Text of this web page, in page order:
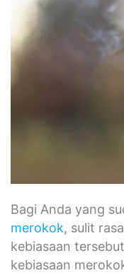
Bagi Anda yang
merokok, sulit
kebiasaan
kebiasaan